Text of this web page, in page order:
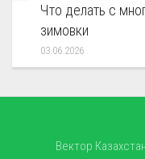
Что делать с
зимовки
03.06.2026
Вектор